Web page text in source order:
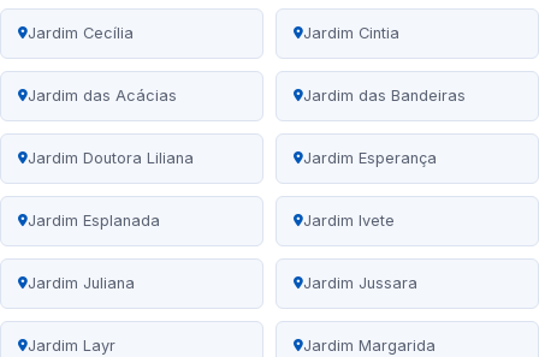
Jardim Cecília Jardim Cintia
Jardim das Acácias Jardim das Bandeiras
Jardim Doutora Liliana Jardim Esperança
Jardim Esplanada Jardim Ivete
Jardim Juliana Jardim Jussara
Jardim Layr Jardim Margarida